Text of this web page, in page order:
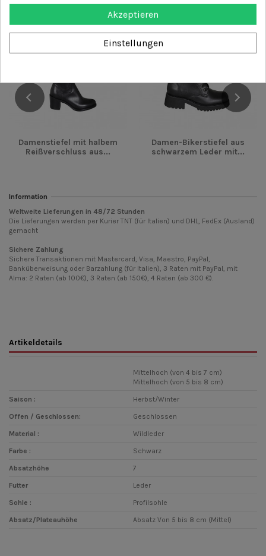
Damenstiefel mit halbem
Reißverschluss aus...
Damen-Bikerstiefel aus
schwarzem Leder mit...
NEU
Information
Weltweite Lieferungen in 48/72 Stunden
Die Lieferungen werden per Kurier TNT (für Italien) und DHL, FedEx (Ausland)
gemacht
Sichere Zahlung
Sichere Transaktionen mit Mastercard, Visa, Maestro, PayPal,
Banküberweisung oder Barzahlung (für Italien), 3 Raten mit PayPal, mit
Alma: 2 Raten (ab 100€), 3 Raten (ab 150€), 4 Raten (ab 300 €).
Artikeldetails
Mittelhoch (von 4 bis 7 cm)
Mittelhoch (von 5 bis 8 cm)
Saison : Herbst/Winter
Offen / Geschlossen: Geschlossen
Material : Wildleder
Farbe : Schwarz
Absatzhöhe 7
Futter Leder
Sohle : Profilsohle
Absatz/Plateauhöhe Absatz Von 5 bis 8 cm (Mittel)
Akzeptieren
Einstellungen